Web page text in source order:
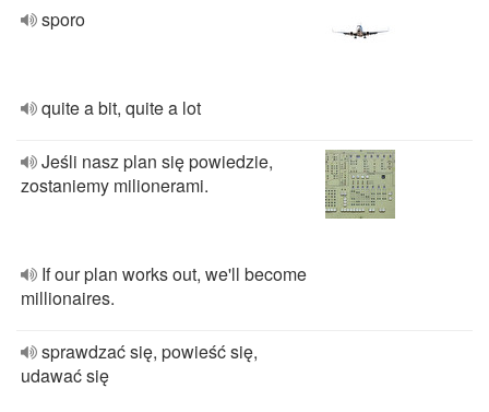
sporo
quite a bit, quite a lot
Jeśli nasz plan się powiedzie,
zostaniemy milionerami.
If our plan works out, we'll become
millionaires.
sprawdzać się, powieść się,
udawać się